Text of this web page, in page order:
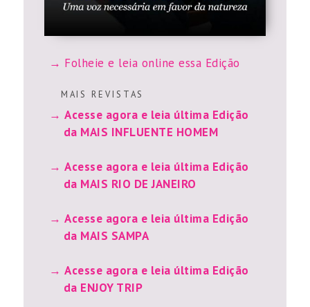
Folheie e leia online essa Edição
M A I S R E V I S T A S
Acesse agora e leia última Edição
da MAIS INFLUENTE HOMEM
Acesse agora e leia última Edição
da MAIS RIO DE JANEIRO
Acesse agora e leia última Edição
da MAIS SAMPA
Acesse agora e leia última Edição
da ENJOY TRIP